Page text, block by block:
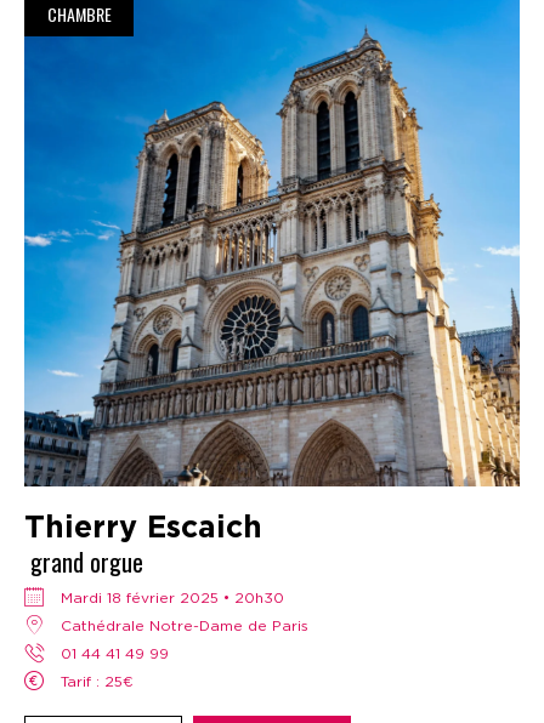
CHAMBRE
Thierry Escaich
grand orgue
mardi 18 février 2025 • 20h30
Cathédrale Notre-Dame de Paris
01 44 41 49 99
Tarif : 25€